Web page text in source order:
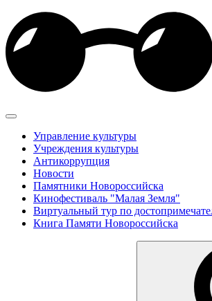
Управление культуры
Учреждения культуры
Антикоррупция
Новости
Памятники Новороссийска
Кинофестиваль "Малая Земля"
Виртуальный тур по
Книга Памяти Новороссийска